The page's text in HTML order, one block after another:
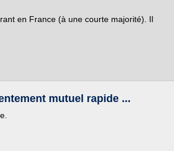
en France (à une courte majorité). Il
mutuel rapide ...